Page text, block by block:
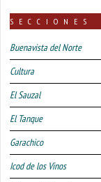
SECCIONES
Buenavista del Norte
Cultura
El Sauzal
El Tanque
Garachico
Icod de los Vinos